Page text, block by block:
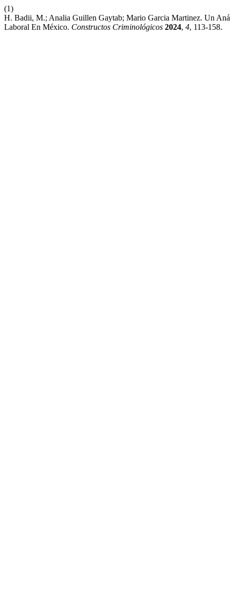
(1)
H. Badii, M.; Analia Guillen Gaytab; Mario Garcia Martinez. Un
Laboral En México. Constructos Criminológicos 2024, 4, 113-158.